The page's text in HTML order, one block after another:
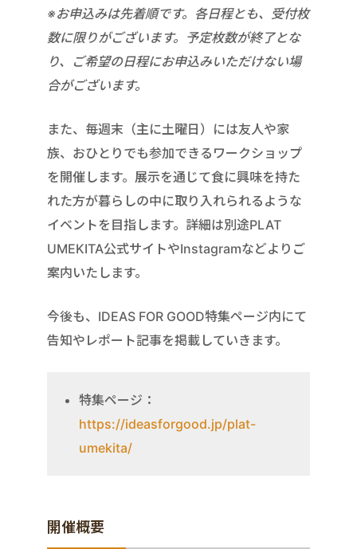
※お申込みは先着順です。各日程とも、受付枚
数に限りがございます。予定枚数が終了とな
り、ご希望の日程にお申込みいただけない場
合がございます。
また、毎週末（主に土曜日）には友人や家
族、おひとりでも参加できるワークショップ
を開催します。展示を通じて食に興味を持た
れた方が暮らしの中に取り入れられるような
イベントを目指します。詳細は別途PLAT
UMEKITA公式サイトやInstagramなどよりご
案内いたします。
今後も、IDEAS FOR GOOD特集ページ内にて
告知やレポート記事を掲載していきます。
特集ページ：
https://ideasforgood.jp/plat-
umekita/
開催概要